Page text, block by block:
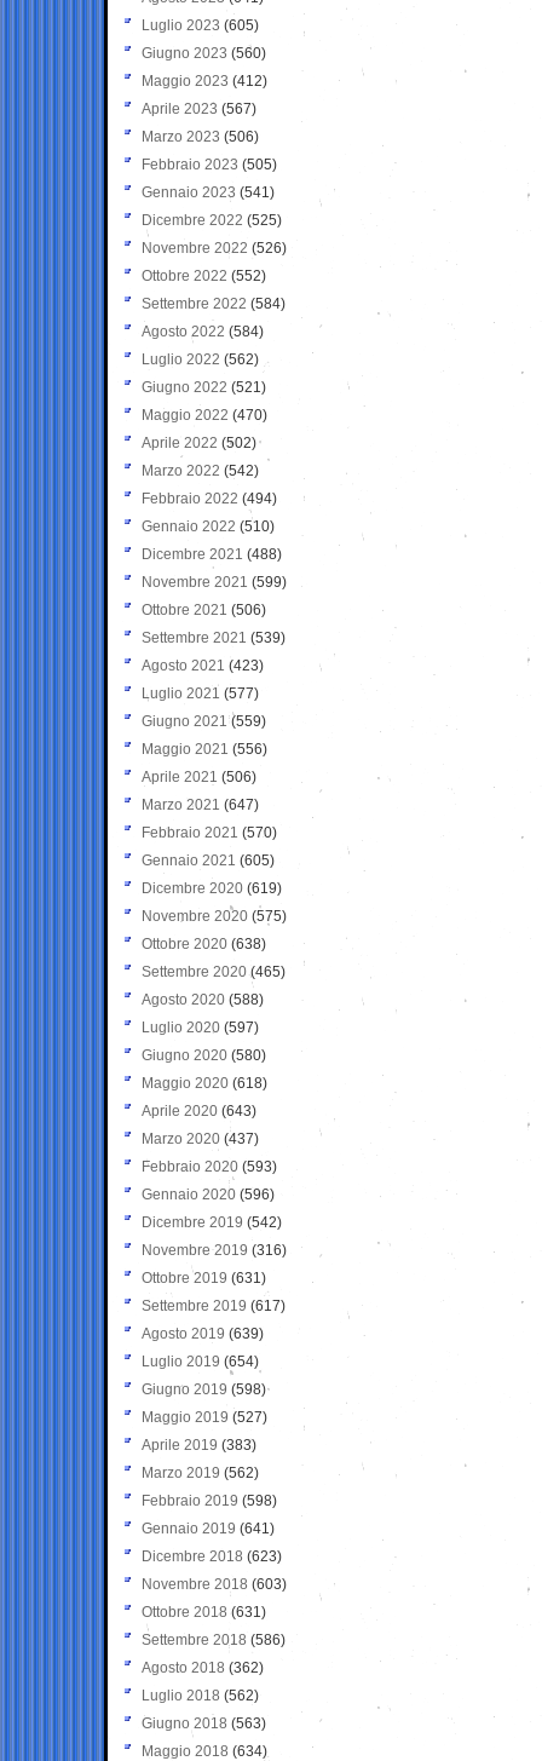
Luglio 2023 (605)
Giugno 2023 (560)
Maggio 2023 (412)
Aprile 2023 (567)
Marzo 2023 (506)
Febbraio 2023 (505)
Gennaio 2023 (541)
Dicembre 2022 (525)
Novembre 2022 (526)
Ottobre 2022 (552)
Settembre 2022 (584)
Agosto 2022 (584)
Luglio 2022 (562)
Giugno 2022 (521)
Maggio 2022 (470)
Aprile 2022 (502)
Marzo 2022 (542)
Febbraio 2022 (494)
Gennaio 2022 (510)
Dicembre 2021 (488)
Novembre 2021 (599)
Ottobre 2021 (506)
Settembre 2021 (539)
Agosto 2021 (423)
Luglio 2021 (577)
Giugno 2021(559)
Maggio 2021 (556)
Aprile 2021 (506)
Marzo 2021 (647)
Febbraio 2021 (570)
Gennaio 2021 (605)
Dicembre 2020 (619)
Novembre 2020 (575)
Ottobre 2020 (638)
Settembre 2020(465)
Agosto 2020 (588)
Luglio 2020 (597)
Giugno 2020 (580)
Maggio 2020 (618)
Aprile 2020 (643)
Marzo 2020 (437)
Febbraio 2020 (593)
Gennaio 2020 (596)
Dicembre 2019 (542)
Novembre 2019 (316)
Ottobre 2019 (631)
Settembre 2019 (617)
Agosto 2019 (639)
Luglio 2019 (654)
Giugno 2019 (598)
Maggio 2019 (527)
Aprile 2019 (383)
Marzo 2019 (562)
Febbraio 2019 (598)
Gennaio 2019 (641)
Dicembre 2018 (623)
Novembre 2018 (603)
Ottobre 2018 (631)
Settembre 2018 (586)
Agosto 2018 (362)
Luglio 2018 (562)
Giugno 2018 (563)
Maggio 2018 (634)